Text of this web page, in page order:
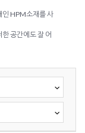
인 HPM소재를 사
공간에도 잘 어